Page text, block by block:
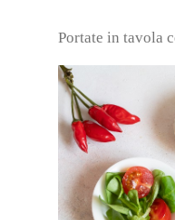
Portate in tavola